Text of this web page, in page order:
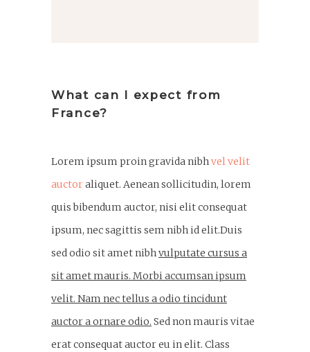
What can I expect from
France?
Lorem ipsum proin gravida nibh vel velit
auctoraliquet. Aenean sollicitudin, lorem
quis bibendum auctor, nisi elit consequat
ipsum, nec sagittis sem nibh id elit.Duis
sed odio sit amet nibh vulputate cursus a
sit amet mauris. Morbi accumsan ipsum
velit. Nam nec tellus a odio tincidunt
auctor a ornare odio. Sed non mauris vitae
erat consequat auctor eu in elit. Class